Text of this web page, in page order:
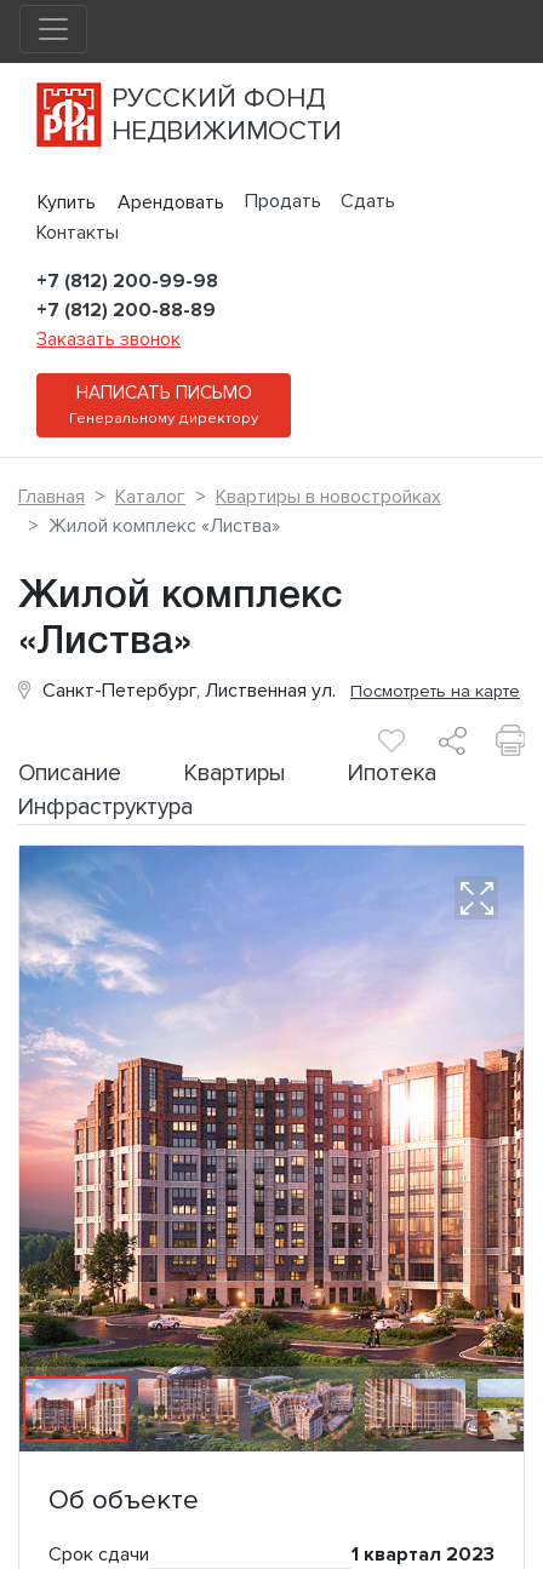
РУССКИЙ ФОНД
НЕДВИЖИМОСТИ
Купить Арендовать Продать
Сдать
Контакты
+7 (812) 200-99-98
+7 (812) 200-88-89
Заказать звонок
НАПИСАТЬ ПИСЬМО
Генеральному директору
Главная Каталог
Квартиры в новостройках
Жилой комплекс «Листва»
Жилой комплекс
«Листва»
Санкт-Петербург, Лиственная ул. Посмотреть на карте
Описание Квартиры
Ипотека
Инфраструктура
Об объекте
Срок сдачи 1 квартал 2023